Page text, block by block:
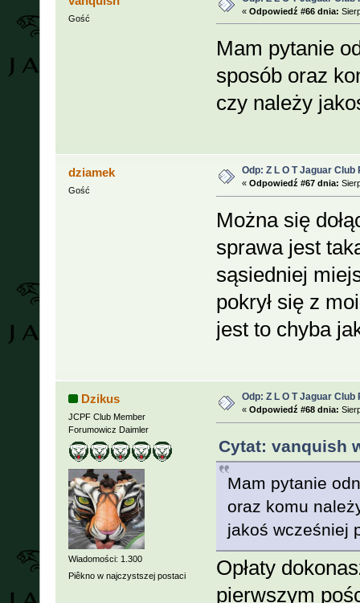
Gość
« Odpowiedź #66 dnia:
Mam pytanie
sposób oraz
czy należy
dziamek
Gość
Odp: Z L O T Jaguar Club
« Odpowiedź #67 dnia:
Można się
sprawa jest
sąsiedniej
pokrył się z
jest to chyba
Dzikus
JCPF Club Member
Forumowicz Daimler
Wiadomości: 1.300
Piêkno w najczystszej postaci
Odp: Z L O T Jaguar Club
« Odpowiedź #68 dnia:
Cytat: vanquish
Mam pytanie
oraz komu
jakoś wcześniej
Opłaty
pierwszym